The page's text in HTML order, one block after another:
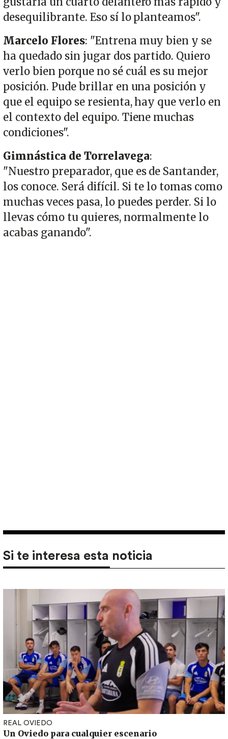
desequilibrante. Eso sí lo planteamos".
Marcelo Flores: "Entrena muy bien y se
ha quedado sin jugar dos partido. Quiero
verlo bien porque no sé cuál es su mejor
posición. Pude brillar en una posición y
que el equipo se resienta, hay que verlo en
el contexto del equipo. Tiene muchas
condiciones".
Gimnástica de Torrelavega:
"Nuestro preparador, que es de Santander,
los conoce. Será difícil. Si te lo tomas como
muchas veces pasa, lo puedes perder. Si lo
llevas cómo tu quieres, normalmente lo
acabas ganando".
Si te interesa esta noticia
REAL OVIEDO
Un Oviedo para cualquier escenario